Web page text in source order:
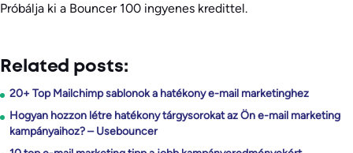
Próbálja ki a Bouncer 100 ingyenes kredittel.
Related posts:
20+ Top Mailchimp sablonok a hatékony e-mail marketinghez
Hogyan hozzon létre hatékony tárgysorokat az Ön e-mail marketing
kampányaihoz? – Usebouncer